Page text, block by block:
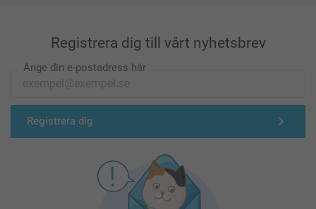
Registrera dig till vårt nyhetsbrev
Ange din e-postadress här
Registrera dig